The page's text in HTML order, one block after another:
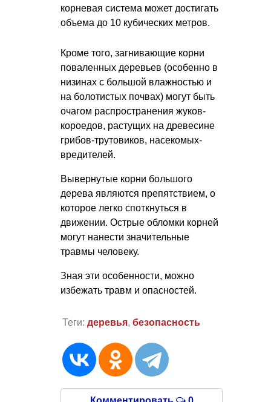
корневая система может достигать
объема до 10 кубических метров.
Кроме того, загнивающие корни
поваленных деревьев (особенно в
низинах с большой влажностью и
на болотистых почвах) могут быть
очагом распространения жуков-
короедов, растущих на древесине
грибов-трутовиков, насекомых-
вредителей.
Вывернутые корни большого
дерева являются препятствием, о
которое легко споткнуться в
движении. Острые обломки корней
могут нанести значительные
травмы человеку.
Зная эти особенности, можно
избежать травм и опасностей.
Теги: деревья, безопасность